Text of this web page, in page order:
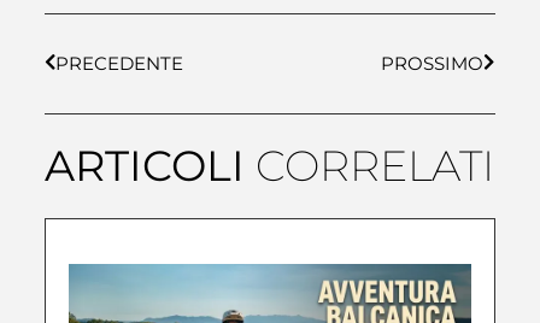
PRECEDENTE PROSSIMO
ARTICOLI CORRELATI